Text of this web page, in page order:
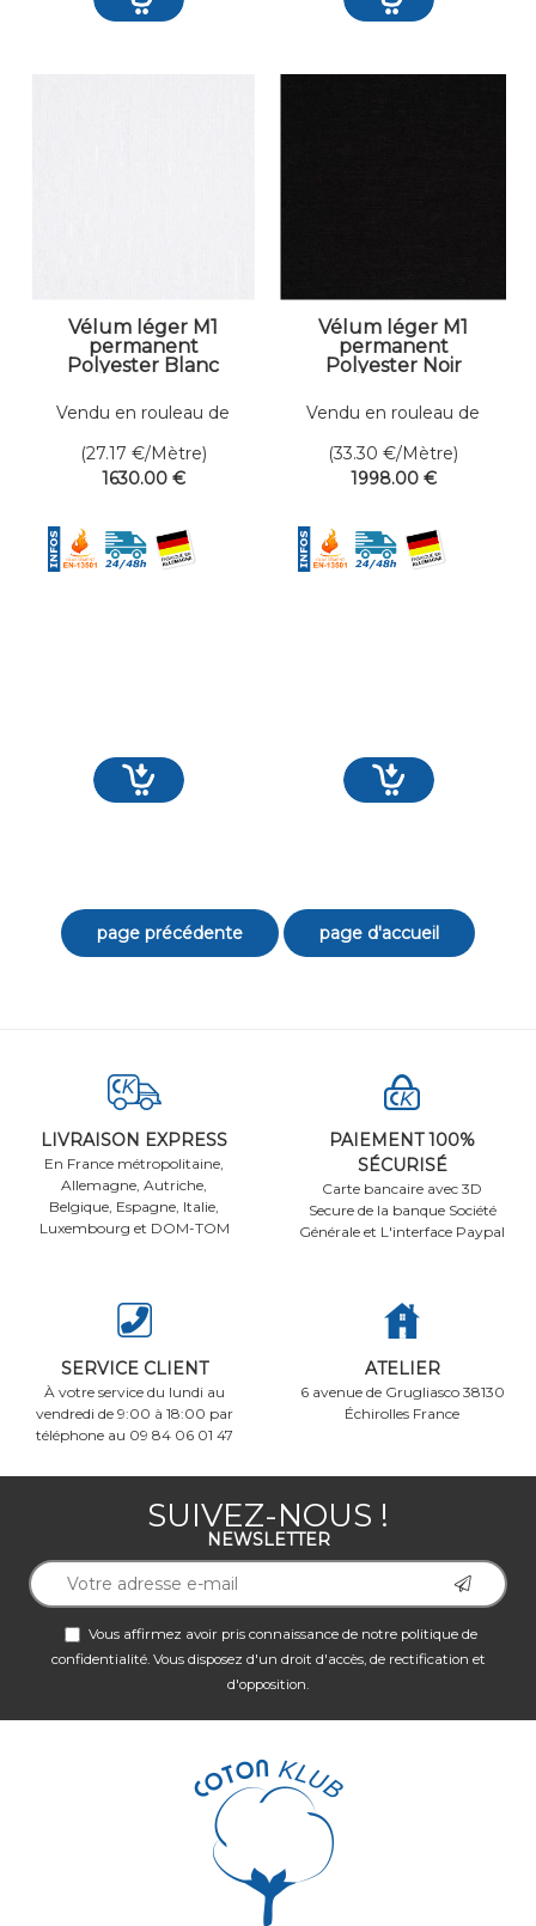
Vélum léger M1
permanent
Polyester Blanc
520 cm
Vendu en rouleau de
(27.17 €/Mètre)
1630.00 €
Vélum léger M1
permanent
Polyester Noir
520 cm
Vendu en rouleau de
(33.30 €/Mètre)
1998.00 €
LIVRAISON EXPRESS
En France métropolitaine,
Allemagne, Autriche,
Belgique, Espagne, Italie,
Luxembourg et DOM-TOM
PAIEMENT 100%
SÉCURISÉ
Carte bancaire avec 3D
Secure de la banque Société
Générale et L'interface Paypal
SERVICE CLIENT
À votre service du lundi au
vendredi de 9:00 à 18:00 par
téléphone au 09 84 06 01 47
ATELIER
6 avenue de Grugliasco 38130
Échirolles France
SUIVEZ-NOUS !
NEWSLETTER
Vous affirmez avoir pris connaissance de notre politique de
confidentialité. Vous disposez d'un droit d'accès, de rectification et
d'opposition.